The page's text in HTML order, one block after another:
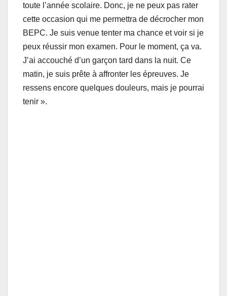
toute l’année scolaire. Donc, je ne peux pas rater
cette occasion qui me permettra de décrocher mon
BEPC. Je suis venue tenter ma chance et voir si je
peux réussir mon examen. Pour le moment, ça va.
J’ai accouché d’un garçon tard dans la nuit. Ce
matin, je suis prête à affronter les épreuves. Je
ressens encore quelques douleurs, mais je pourrai
tenir ».